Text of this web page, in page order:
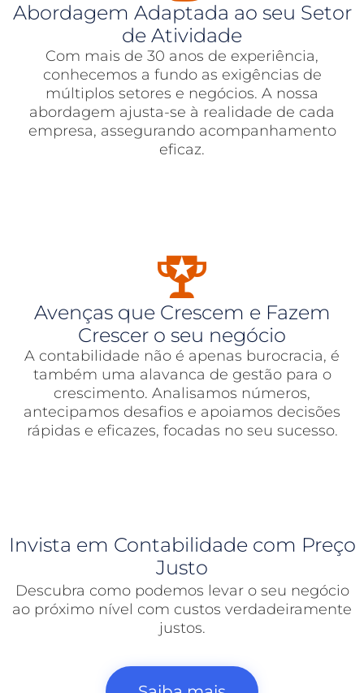
Abordagem Adaptada ao seu Setor
de Atividade
Com mais de 30 anos de experiência,
conhecemos a fundo as exigências de
múltiplos setores e negócios. A nossa
abordagem ajusta-se à realidade de cada
empresa, assegurando acompanhamento
eficaz.
Avenças que Crescem e Fazem
Crescer o seu negócio
A contabilidade não é apenas burocracia, é
também uma alavanca de gestão para o
crescimento. Analisamos números,
antecipamos desafios e apoiamos decisões
rápidas e eficazes, focadas no seu sucesso.
Invista em Contabilidade com Preço
Justo
Descubra como podemos levar o seu negócio
ao próximo nível com custos verdadeiramente
justos.